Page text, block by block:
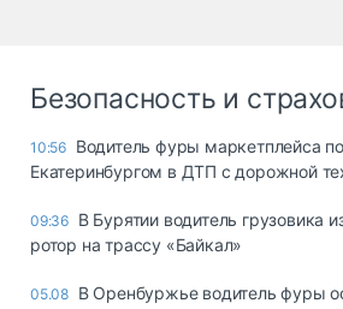
Безопасность и
10:56 Водитель фуры маркетплейса
Екатеринбургом в ДТП с дорожной
09:36 В Бурятии водитель грузовика
ротор на трассу «Байкал»
05.08 В Оренбуржье водитель фуры